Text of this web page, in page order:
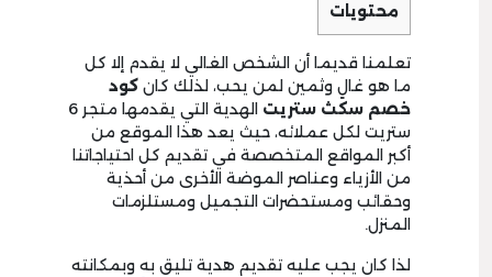
محتويات
تعلمنا قديما أن الشخص الغالي لا يقدم إلا كل
ما هو غالٍ وثمين لمن يحب، لذلك كان كود
خصم سكث ستريت
الهدية التي يقدمها متجر 6
ستريت لكل عملائه، حيث يعد هذا الموقع من
أكبر المواقع المتخصصة في تقديم كل احتياجاتنا
من الأزياء وعناصر الموضة الأخرى من أحذية
وحقائب ومستحضرات التجميل ومستلزمات
المنزل.
لذا كان يجب عليه تقديم هدية تليق به وبمكانته